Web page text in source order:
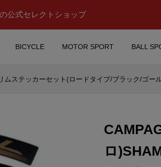
公式セレクトショップ
BICYCLE MOTOR SPORT BALL
¥600 (税込)
プ
MOONEYES(ムー
ステッカーセット(ロードタイプ/ブラック/ゴー
ロ